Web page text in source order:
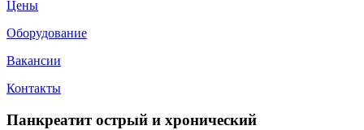
Цены
Оборудование
Вакансии
Контакты
Панкреатит острый и хронический